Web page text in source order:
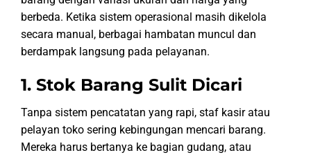
berbeda. Ketika sistem operasional masih dikelola
secara manual, berbagai hambatan muncul dan
berdampak langsung pada pelayanan.
1. Stok Barang Sulit Dicari
Tanpa sistem pencatatan yang rapi, staf kasir atau
pelayan toko sering kebingungan mencari barang.
Mereka harus bertanya ke bagian gudang, atau